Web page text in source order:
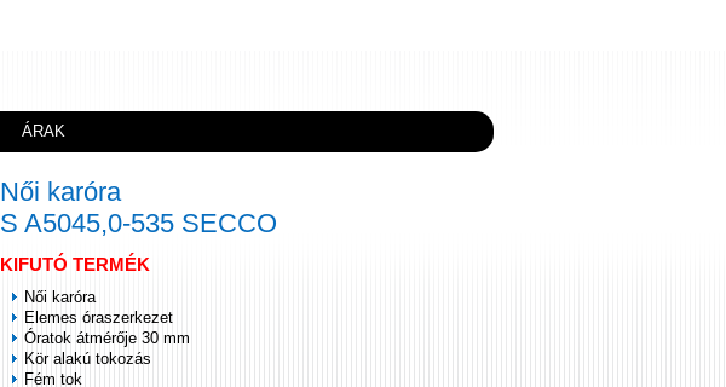
ÁRAK
Női karóra
S A5045,0-535 SECCO
KIFUTÓ TERMÉK
Női karóra
Elemes óraszerkezet
Óratok átmérője 30 mm
Kör alakú tokozás
Fém tok